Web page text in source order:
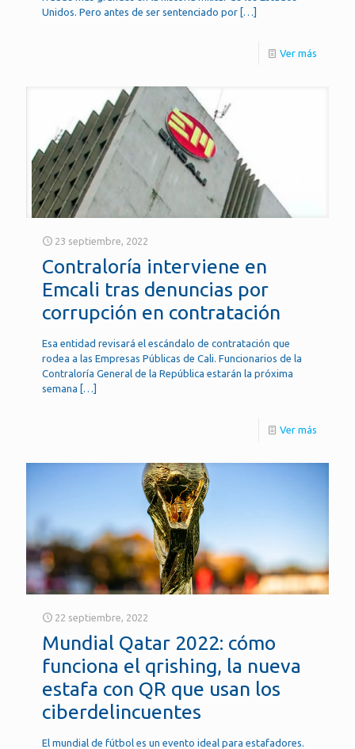
Unidos. Pero antes de ser sentenciado por […]
Ver más
23 septiembre, 2022
Contraloría interviene en
Emcali tras denuncias por
corrupción en contratación
Esa entidad revisará el escándalo de contratación que
rodea a las Empresas Públicas de Cali. Funcionarios de la
Contraloría General de la República estarán la próxima
semana […]
Ver más
22 septiembre, 2022
Mundial Qatar 2022: cómo
funciona el qrishing, la nueva
estafa con QR que usan los
ciberdelincuentes
El mundial de fútbol es un evento ideal para estafadores.